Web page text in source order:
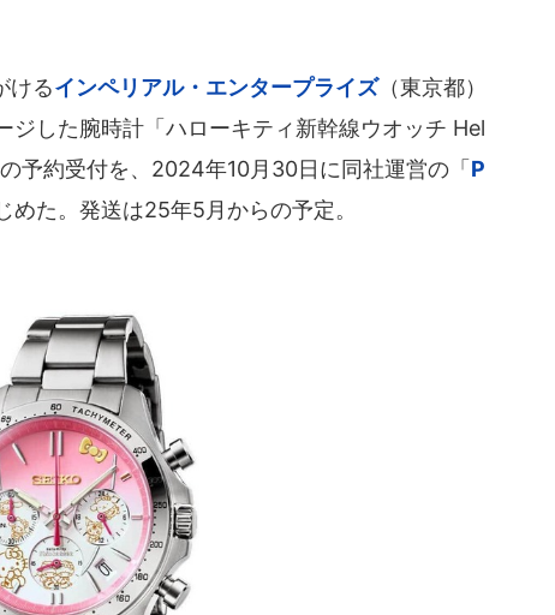
けるインペリアル・エンタープライズ（東京都）
ジした腕時計「ハローキティ新幹線ウオッチ Hel
約受付を、2024年10月30日に同社運営の「 P
めた。発送は25年5月からの予定。